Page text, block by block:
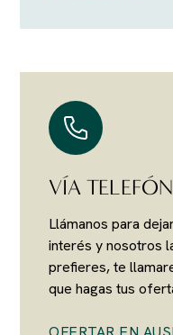
VÍA
Llámanos para
interés y nosotros
prefieres, te
que hagas tus